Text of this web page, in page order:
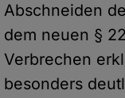
Abschneiden
dem neuen §
Verbrechen
besonders